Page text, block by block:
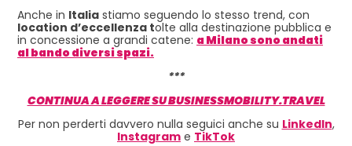
Anche in Italia stiamo seguendo lo stesso trend, con
location d’eccellenza tolte alla destinazione pubblica e
in concessione a grandi catene: a Milano sono andati
al bando diversi spazi.
***
CONTINUA A LEGGERE SU BUSINESSMOBILITY.TRAVEL
Per non perderti davvero nulla seguici anche su LinkedIn,
Instagram e TikTok